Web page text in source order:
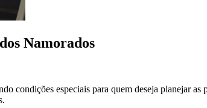
Namorados
condições especiais para quem deseja planejar